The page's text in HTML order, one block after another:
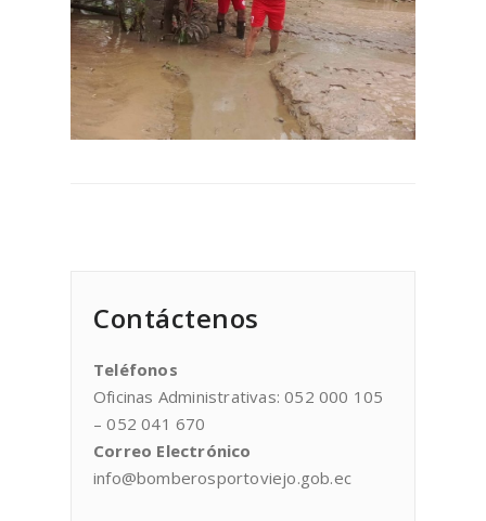
Contáctenos
Teléfonos
Oficinas Administrativas: 052 000 105
– 052 041 670
Correo Electrónico
info@bomberosportoviejo.gob.ec